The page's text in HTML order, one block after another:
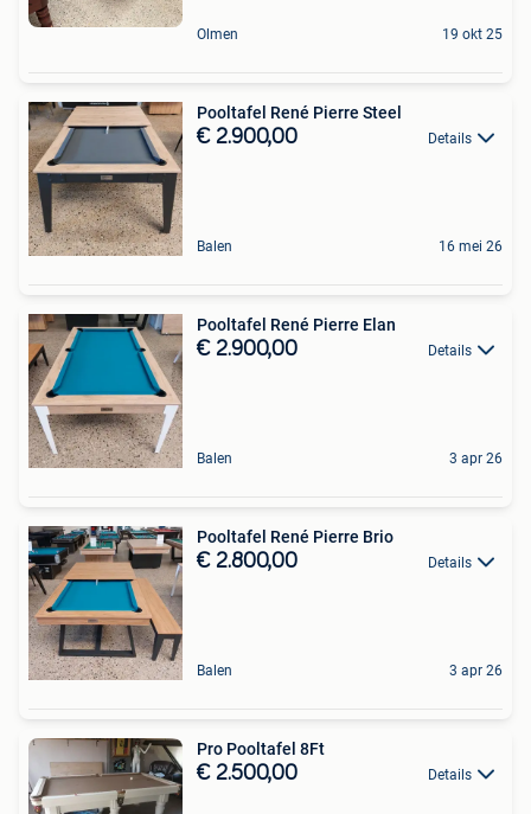
Olmen 19 okt 25
Pooltafel René Pierre Steel
€ 2.900,00 Details
Balen 16 mei 26
Pooltafel René Pierre Elan
€ 2.900,00 Details
Balen 3 apr 26
Pooltafel René Pierre Brio
€ 2.800,00 Details
Balen 3 apr 26
Pro Pooltafel 8Ft
€ 2.500,00 Details